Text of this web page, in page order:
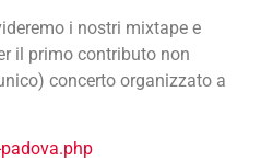
i nostri mixtape e
il primo contributo non
concerto organizzato a